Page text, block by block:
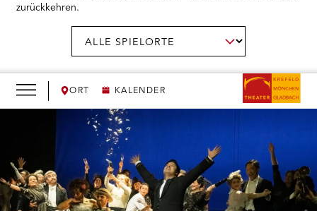
ORT KALENDER
zurückkehren.
KARTENKAUF ÖFFNEN
WIR ÖFFNEN
DAS THEATER ÖFFNEN
THEATERPÄDAGOGIK ÖFFNEN